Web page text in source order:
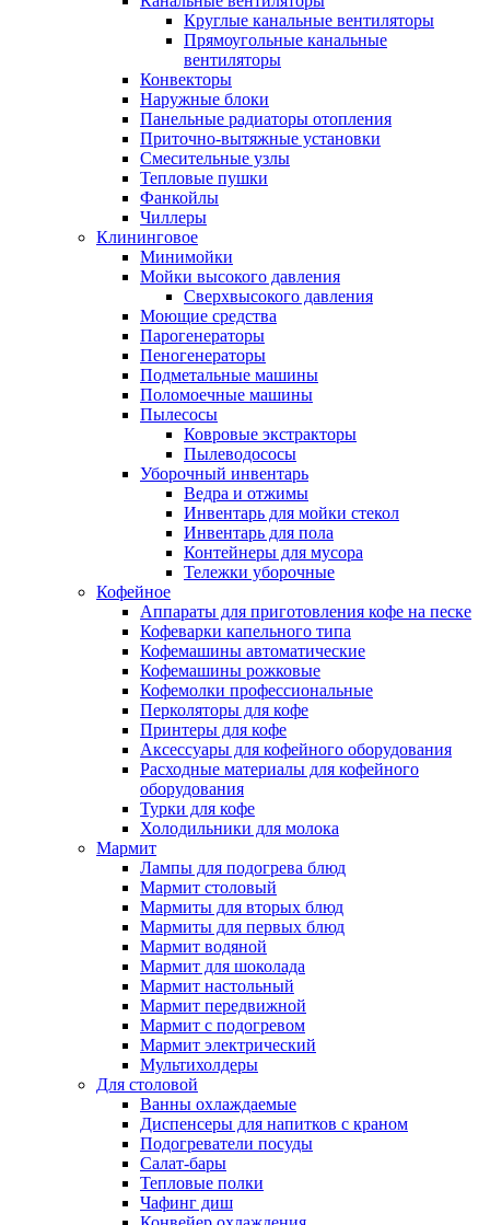
Круглые канальные вентиляторы
Прямоугольные канальные
вентиляторы
Конвекторы
Наружные блоки
Панельные радиаторы отопления
Приточно-вытяжные установки
Смесительные узлы
Тепловые пушки
Фанкойлы
Чиллеры
Клининговое
Минимойки
Мойки высокого давления
Сверхвысокого давления
Моющие средства
Парогенераторы
Пеногенераторы
Подметальные машины
Поломоечные машины
Пылесосы
Ковровые экстракторы
Пылеводососы
Уборочный инвентарь
Ведра и отжимы
Инвентарь для мойки стекол
Инвентарь для пола
Контейнеры для мусора
Тележки уборочные
Кофейное
Аппараты для приготовления кофе на песке
Кофеварки капельного типа
Кофемашины автоматические
Кофемашины рожковые
Кофемолки профессиональные
Перколяторы для кофе
Принтеры для кофе
Аксессуары для кофейного оборудования
Расходные материалы для кофейного
оборудования
Турки для кофе
Холодильники для молока
Мармит
Лампы для подогрева блюд
Мармит столовый
Мармиты для вторых блюд
Мармиты для первых блюд
Мармит водяной
Мармит для шоколада
Мармит настольный
Мармит передвижной
Мармит с подогревом
Мармит электрический
Мультихолдеры
Для столовой
Ванны охлаждаемые
Диспенсеры для напитков с краном
Подогреватели посуды
Салат-бары
Тепловые полки
Чафинг диш